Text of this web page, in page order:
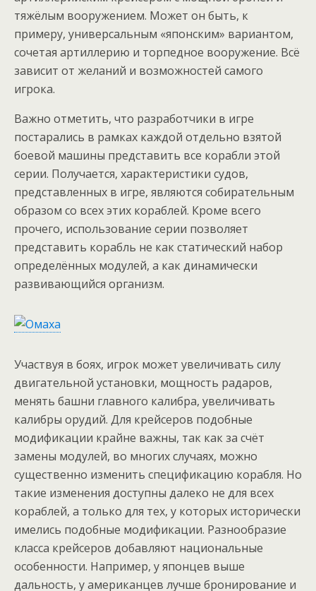
тяжёлым вооружением. Может он быть, к
примеру, универсальным «японским» вариантом,
сочетая артиллерию и торпедное вооружение. Всё
зависит от желаний и возможностей самого
игрока.
Важно отметить, что разработчики в игре
постарались в рамках каждой отдельно взятой
боевой машины представить все корабли этой
серии. Получается, характеристики судов,
представленных в игре, являются собирательным
образом со всех этих кораблей. Кроме всего
прочего, использование серии позволяет
представить корабль не как статический набор
определённых модулей, а как динамически
развивающийся организм.
Участвуя в боях, игрок может увеличивать силу
двигательной установки, мощность радаров,
менять башни главного калибра, увеличивать
калибры орудий. Для крейсеров подобные
модификации крайне важны, так как за счёт
замены модулей, во многих случаях, можно
существенно изменить спецификацию корабля. Но
такие изменения доступны далеко не для всех
кораблей, а только для тех, у которых исторически
имелись подобные модификации. Разнообразие
класса крейсеров добавляют национальные
особенности. Например, у японцев выше
дальность, у американцев лучше бронирование и